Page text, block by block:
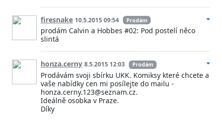
firesnake 10.5.2015 09:54 Prodám
prodám Calvin a Hobbes #02: Pod postelí něco
slintá
honza.cerny 8.5.2015 12:03 Prodám
Prodávám svoji sbírku UKK. Komiksy které chcete a
vaše nabídky cen mi posílejte do mailu -
honza.cerny.123@seznam.cz.
Ideálně osobka v Praze.
Díky